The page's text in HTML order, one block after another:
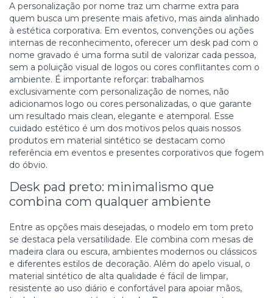
A personalização por nome traz um charme extra para
quem busca um presente mais afetivo, mas ainda alinhado
à estética corporativa. Em eventos, convenções ou ações
internas de reconhecimento, oferecer um desk pad com o
nome gravado é uma forma sutil de valorizar cada pessoa,
sem a poluição visual de logos ou cores conflitantes com o
ambiente. É importante reforçar: trabalhamos
exclusivamente com personalização de nomes, não
adicionamos logo ou cores personalizadas, o que garante
um resultado mais clean, elegante e atemporal. Esse
cuidado estético é um dos motivos pelos quais nossos
produtos em material sintético se destacam como
referência em eventos e presentes corporativos que fogem
do óbvio.
Desk pad preto: minimalismo que
combina com qualquer ambiente
Entre as opções mais desejadas, o modelo em tom preto
se destaca pela versatilidade. Ele combina com mesas de
madeira clara ou escura, ambientes modernos ou clássicos
e diferentes estilos de decoração. Além do apelo visual, o
material sintético de alta qualidade é fácil de limpar,
resistente ao uso diário e confortável para apoiar mãos,